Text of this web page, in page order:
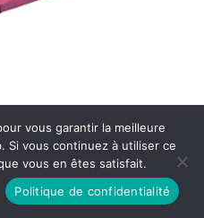
Politique de Confidentialité
vous garantir la meilleure
Si vous continuez à utiliser ce
vous en êtes satisfait.
Politique de confidentialité